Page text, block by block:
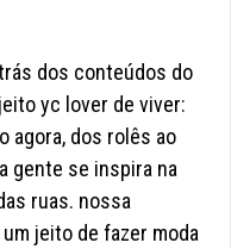
dos conteúdos do
yc lover de viver:
agora, dos rolês ao
gente se inspira na
ruas. nossa
jeito de fazer moda